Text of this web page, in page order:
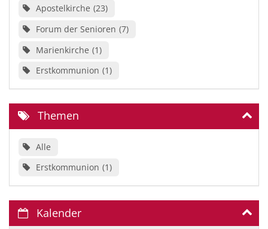
Apostelkirche 23
Forum der Senioren 7
Marienkirche 1
Erstkommunion 1
Themen
Alle
Erstkommunion 1
Kalender